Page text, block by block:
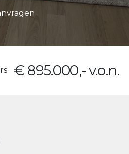
€ 895.000,- v.o.n.